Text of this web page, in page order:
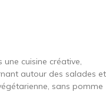
cuisine créative,
autour des salades et
sans pomme